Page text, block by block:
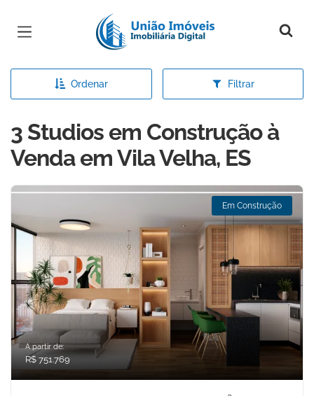
Página inicial
Ordenar Filtrar
3 Studios em Construção à
Venda em Vila Velha, ES
Em Construção
A partir de:
R$ 751.769